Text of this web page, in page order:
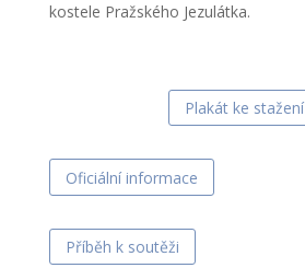
kostele Pražského Jezulátka.
Plakát ke stažení
Oficiální informace
Příběh k soutěži